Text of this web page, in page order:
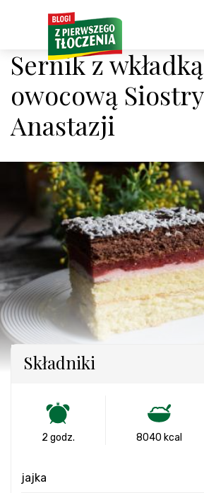
Sernik z wkładką
owocową Siostry
Anastazji
Składniki
2 godz. 8040 kcal
jajka